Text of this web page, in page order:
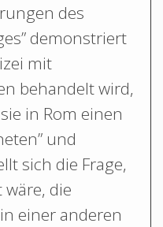
des
demonstriert
mit
behandelt wird,
in Rom einen
und
sich die Frage,
die
einer anderen